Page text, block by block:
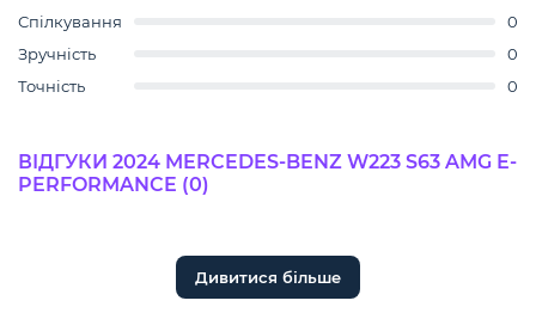
Спілкування
0
Зручність
0
Точність
0
ВІДГУКИ 2024 MERCEDES-BENZ W223 S63 AMG E-
PERFORMANCE (0)
Дивитися більше